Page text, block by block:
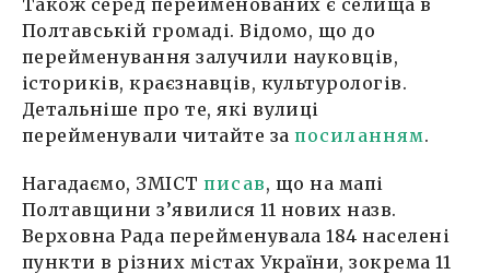
Також серед перейменованих є селища в
Полтавській громаді. Відомо, що до
перейменування залучили науковців,
істориків, краєзнавців, культурологів.
Детальніше про те, які вулиці
перейменували читайте за посиланням.
Нагадаємо, ЗМІСТписав, що на мапі
Полтавщини з’явилися 11 нових назв.
Верховна Рада перейменувала 184 населені
пункти в різних містах України, зокрема 11